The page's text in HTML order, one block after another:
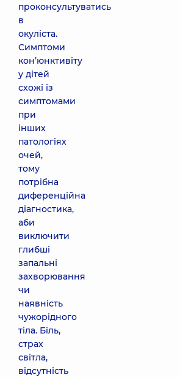
проконсультуватись
в
окуліста.
Симптоми
кон’юнктивіту
у дітей
схожі із
симптомами
при
інших
патологіях
очей,
тому
потрібна
диференційна
діагностика,
аби
виключити
глибші
запальні
захворювання
чи
наявність
чужорідного
тіла. Біль,
страх
світла,
відсутність